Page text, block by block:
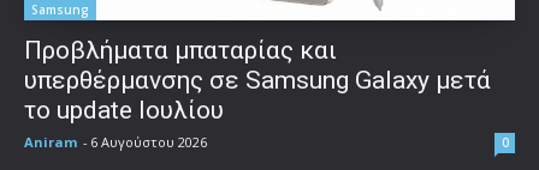
Samsung
Προβλήματα μπαταρίας και
υπερθέρμανσης σε Samsung Galaxy μετά
το update Ιουλίου
Aniram - 6 Αυγούστου 2026 0